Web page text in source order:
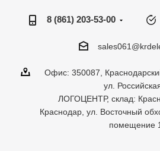
8 (861) 203-53-00
Офис: 350087,
ул.
ЛОГОЦЕНТР, склад:
Краснодар, ул. Восточный
помещение